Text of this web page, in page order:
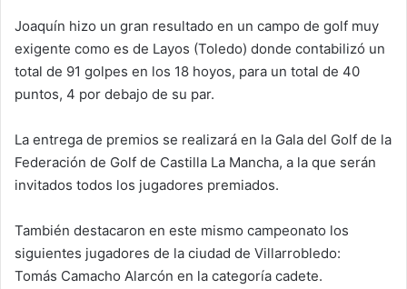
Joaquín hizo un gran resultado en un campo de golf muy
exigente como es de Layos (Toledo) donde contabilizó un
total de 91 golpes en los 18 hoyos, para un total de 40
puntos, 4 por debajo de su par.
La entrega de premios se realizará en la Gala del Golf de la
Federación de Golf de Castilla La Mancha, a la que serán
invitados todos los jugadores premiados.
También destacaron en este mismo campeonato los
siguientes jugadores de la ciudad de Villarrobledo:
Tomás Camacho Alarcón en la categoría cadete.